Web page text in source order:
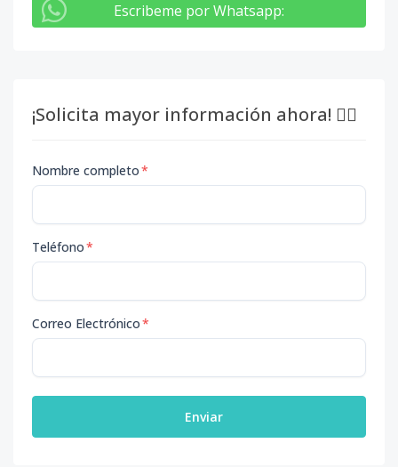
Escribeme por Whatsapp:
¡Solicita mayor información ahora! 👇🏽
Nombre completo*
Teléfono*
Correo Electrónico*
Enviar